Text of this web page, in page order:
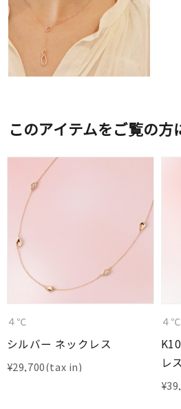
このアイテムをご覧の方
４℃
シルバー ネックレス
¥29,700
４℃
レス
¥